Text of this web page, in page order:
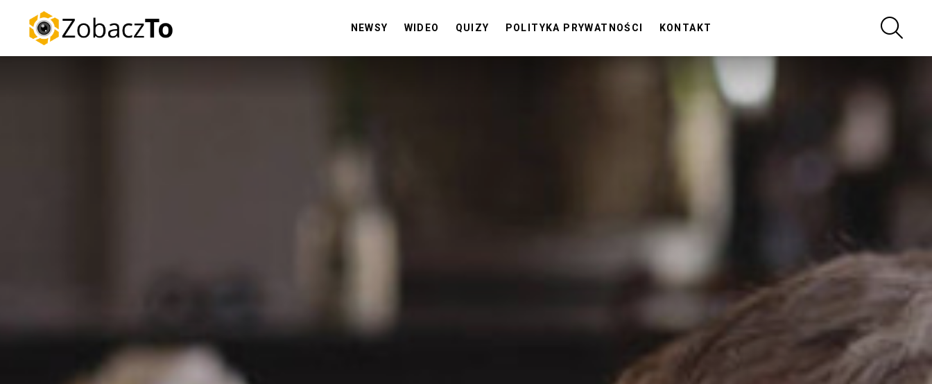
NEWSY WIDEO QUIZY POLITYKA PRYWATNOŚCI KONTAKT